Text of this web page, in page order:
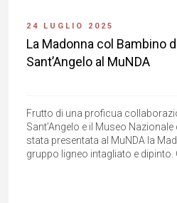
24 LUGLIO 2025
La Madonna col Bambino
Sant’Angelo al MuNDA
Frutto di una proficua
Sant’Angelo e il Museo Nazionale
stata presentata al MuNDA la
gruppo ligneo intagliato e dipinto.